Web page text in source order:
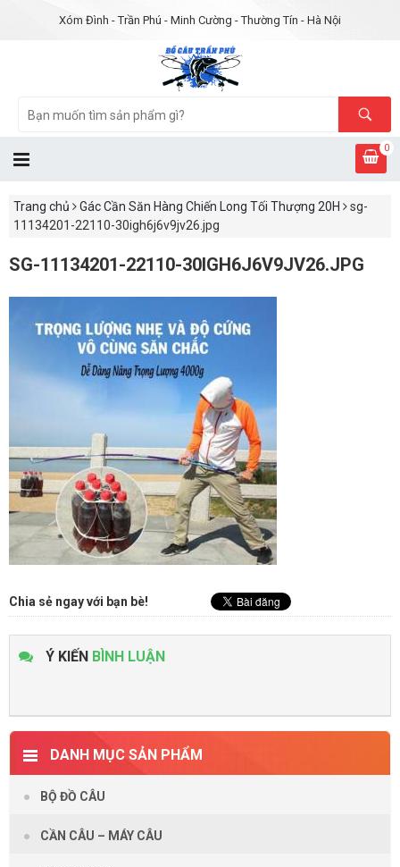
Xóm Đình - Trần Phú - Minh Cường - Thường Tín - Hà Nội
0
Trang chủ Gác Cần Săn Hàng Chiến Long Tối Thượng 20H
sg-
11134201-22110-30igh6j6v9jv26.jpg
SG-11134201-22110-30IGH6J6V9JV26.JPG
Chia sẻ ngay với bạn bè!
Ý KIẾN BÌNH LUẬN
DANH MỤC SẢN PHẨM
BỘ ĐỒ CÂU
CẦN CÂU – MÁY CÂU